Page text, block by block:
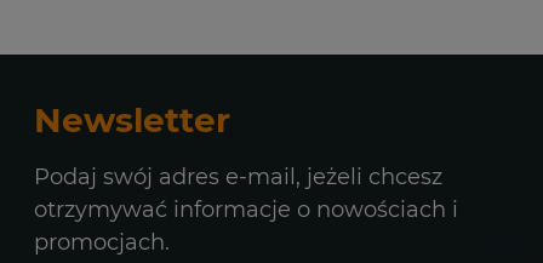
Newsletter
Podaj swój adres e-mail, jeżeli chcesz
otrzymywać informacje o nowościach i
promocjach.